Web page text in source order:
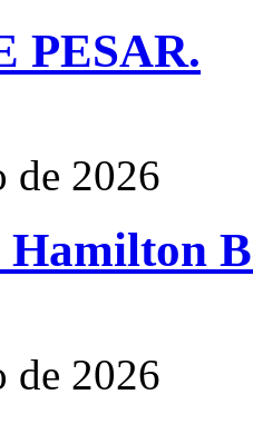
PESAR.
de 2026
Hamilton
de 2026